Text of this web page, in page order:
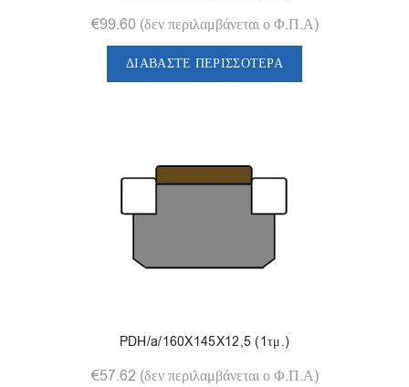
€99.60 (δεν περιλαμβάνεται ο Φ.Π.Α)
ΔΙΑΒΆΣΤΕ ΠΕΡΙΣΣΌΤΕΡΑ
PDH/a/160X145X12,5 (1τμ.)
€57.62 (δεν περιλαμβάνεται ο Φ.Π.Α)